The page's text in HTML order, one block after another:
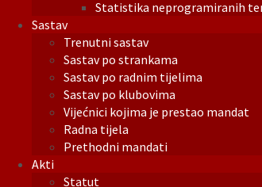
Statistika neprogramiranih
Sastav
Trenutni sastav
Sastav po strankama
Sastav po radnim tijelima
Sastav po klubovima
Vijećnici kojima je prestao mandat
Radna tijela
Prethodni mandati
Akti
Statut